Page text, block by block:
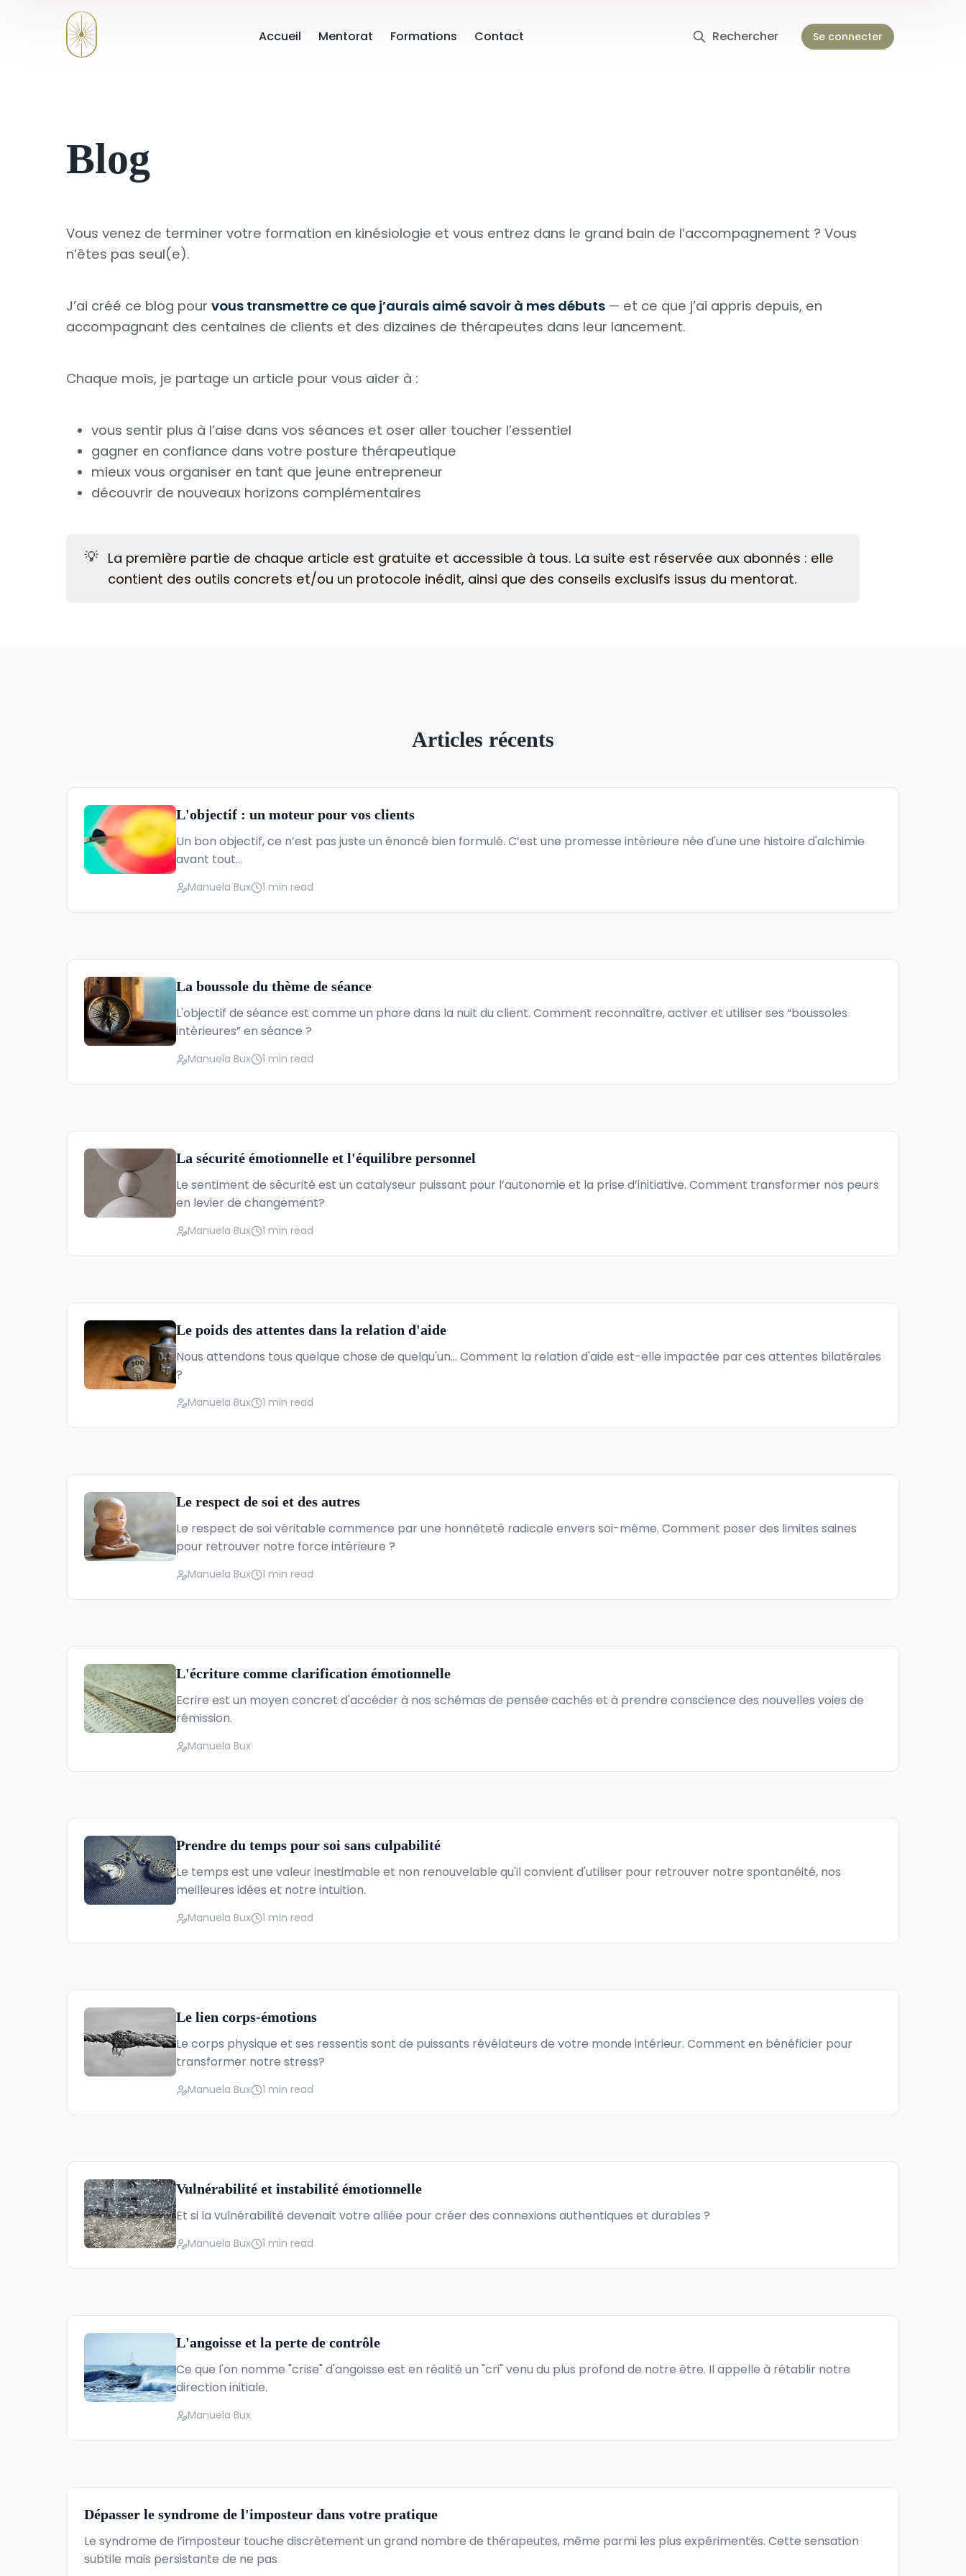
Accueil Mentorat Formations Contact Rechercher Se connecter
Blog
Vous venez de terminer votre formation en kinésiologie et vous entrez dans le grand bain de l’accompagnement ? Vous
n’êtes pas seul(e).
J’ai créé ce blog pour vous transmettre ce que j’aurais aimé savoir à mes débuts — et ce que j’ai appris depuis, en
accompagnant des centaines de clients et des dizaines de thérapeutes dans leur lancement.
Chaque mois, je partage un article pour vous aider à :
vous sentir plus à l’aise dans vos séances et oser aller toucher l’essentiel
gagner en confiance dans votre posture thérapeutique
mieux vous organiser en tant que jeune entrepreneur
découvrir de nouveaux horizons complémentaires
💡
La première partie de chaque article est gratuite et accessible à tous. La suite est réservée aux abonnés : elle
contient des outils concrets et/ou un protocole inédit, ainsi que des conseils exclusifs issus du mentorat.
Articles récents
L'objectif : un moteur pour vos clients
Un bon objectif, ce n’est pas juste un énoncé bien formulé. C’est une promesse intérieure née d'une une histoire d'alchimie
avant tout...
Manuela Bux 1 min read
La boussole du thème de séance
L'objectif de séance est comme un phare dans la nuit du client. Comment reconnaître, activer et utiliser ses “boussoles
intérieures” en séance ?
Manuela Bux 1 min read
La sécurité émotionnelle et l'équilibre personnel
Le sentiment de sécurité est un catalyseur puissant pour l’autonomie et la prise d’initiative. Comment transformer nos peurs
en levier de changement?
Manuela Bux 1 min read
Le poids des attentes dans la relation d'aide
Nous attendons tous quelque chose de quelqu'un... Comment la relation d'aide est-elle impactée par ces attentes bilatérales
?
Manuela Bux 1 min read
Le respect de soi et des autres
Le respect de soi véritable commence par une honnêteté radicale envers soi-même. Comment poser des limites saines
pour retrouver notre force intérieure ?
Manuela Bux 1 min read
L'écriture comme clarification émotionnelle
Ecrire est un moyen concret d'accéder à nos schémas de pensée cachés et à prendre conscience des nouvelles voies de
rémission.
Manuela Bux
Prendre du temps pour soi sans culpabilité
Le temps est une valeur inestimable et non renouvelable qu'il convient d'utiliser pour retrouver notre spontanéité, nos
meilleures idées et notre intuition.
Manuela Bux 1 min read
Le lien corps-émotions
Le corps physique et ses ressentis sont de puissants révélateurs de votre monde intérieur. Comment en bénéficier pour
transformer notre stress?
Manuela Bux 1 min read
Vulnérabilité et instabilité émotionnelle
Et si la vulnérabilité devenait votre alliée pour créer des connexions authentiques et durables ?
Manuela Bux 1 min read
L'angoisse et la perte de contrôle
Ce que l'on nomme "crise" d'angoisse est en réalité un "cri" venu du plus profond de notre être. Il appelle à rétablir notre
direction initiale.
Manuela Bux
Dépasser le syndrome de l'imposteur dans votre pratique
Le syndrome de l’imposteur touche discrètement un grand nombre de thérapeutes, même parmi les plus expérimentés. Cette sensation
subtile mais persistante de ne pas